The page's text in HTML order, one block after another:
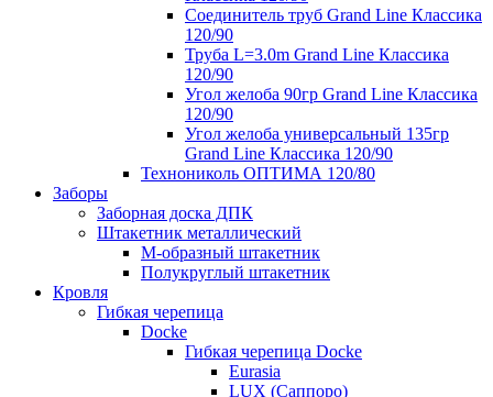
Соединитель труб Grand Line Классика
120/90
Труба L=3.0m Grand Line Классика
120/90
Угол желоба 90гр Grand Line Классика
120/90
Угол желоба универсальный 135гр
Grand Line Классика 120/90
Технониколь ОПТИМА 120/80
Заборы
Заборная доска ДПК
Штакетник металлический
М-образный штакетник
Полукруглый штакетник
Кровля
Гибкая черепица
Docke
Гибкая черепица Docke
Eurasia
LUX (Саппоро)